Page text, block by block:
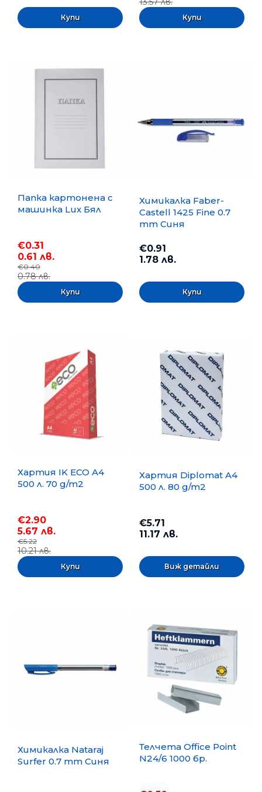
Папка картонена с
машинка Lux Бял
€0.31
0.61 лв.
€0.40
0.78 лв.
Химикалка Faber-
Castell 1425 Fine 0.7
mm Синя
€0.91
1.78 лв.
Хартия IK ECO A4
500 л. 70 g/m2
€2.90
5.67 лв.
€5.22
10.21 лв.
Хартия Diplomat A4
500 л. 80 g/m2
€5.71
11.17 лв.
Виж детайли
Химикалка Nataraj
Surfer 0.7 mm Синя
Телчета Office Point
N24/6 1000 бр.